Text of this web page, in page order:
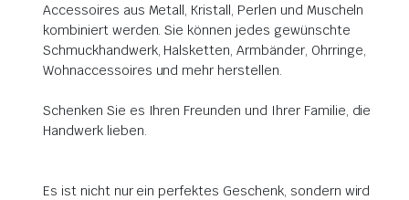
Accessoires aus Metall, Kristall, Perlen und Muscheln
kombiniert werden. Sie können jedes gewünschte
Schmuckhandwerk, Halsketten, Armbänder, Ohrringe,
Wohnaccessoires und mehr herstellen.
Schenken Sie es Ihren Freunden und Ihrer Familie, die
Handwerk lieben.
Es ist nicht nur ein perfektes Geschenk, sondern wird